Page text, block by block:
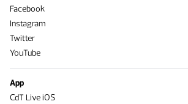
Facebook
Instagram
Twitter
YouTube
App
CdT Live iOS